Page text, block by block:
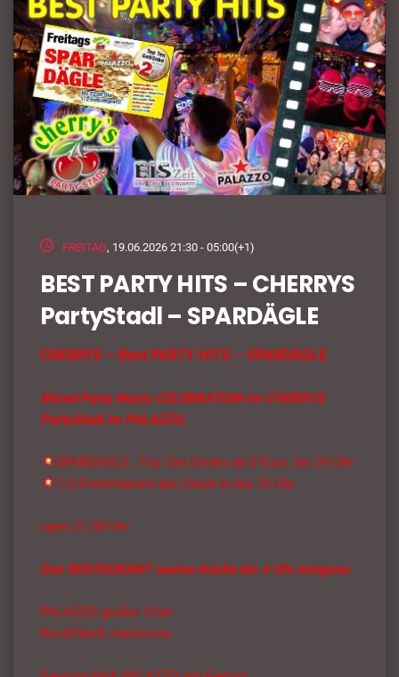
FREITAG, 19.06.2026 21:30 - 05:00(+1)
BEST PARTY HITS – CHERRYS
PartyStadl – SPARDÄGLE
CHERRYS – Best PARTY HITS – SPARDÄGLE
Mixed Party Music CELEBRATION im CHERRYS
PartyStadl im PALAZZO.
SPARDÄGLE , Top Ten Drinks ab 2 Euro, bis 24 Uhr
1/2 Eintrittspreis bei Check-In bis 22 Uhr
open 21.30 Uhr
Das RESTAURANT warme Küche bis 4 Uhr morgens
PALAZZO großer Club:
RockFabrik memories